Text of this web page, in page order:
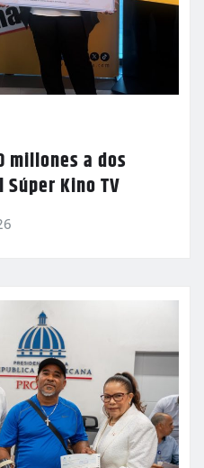
millones a dos
Kino TV